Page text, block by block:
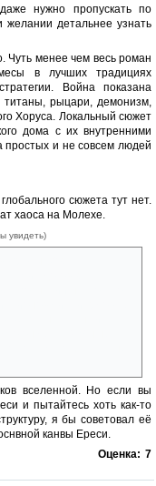
нужно пропускать по
желании детальнее узнать
Чуть менее чем весь роман
в лучших традициях
Война показана
рыцари, демонизм,
Хоруса. Локальный сюжет
дома с их внутренними
простых и не совсем людей
сюжета тут нет.
хаоса на Молехе.
увидеть)
вселенной. Но если вы
и пытайтесь хоть как-то
я бы советовал её
канвы Ереси.
Оценка: 7